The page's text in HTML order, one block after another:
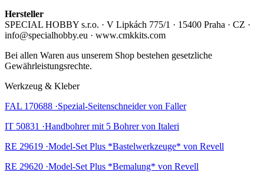
Hersteller
SPECIAL HOBBY s.r.o. · V Lipkách 775/1 · 15400 Praha · CZ ·
info@specialhobby.eu · www.cmkkits.com
Bei allen Waren aus unserem Shop bestehen gesetzliche
Gewährleistungsrechte.
Werkzeug & Kleber
FAL 170688 ·Spezial-Seitenschneider von Faller
IT 50831 ·Handbohrer mit 5 Bohrer von Italeri
RE 29619 ·Model-Set Plus *Bastelwerkzeuge* von Revell
RE 29620 ·Model-Set Plus *Bemalung* von Revell